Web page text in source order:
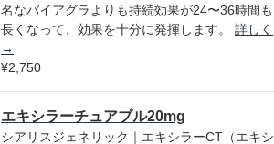
名なバイアグラよりも持続効果が24〜36時間も
長くなって、効果を十分に発揮します。 詳しく
→
¥2,750
エキシラーチュアブル20mg
シアリスジェネリック｜エキシラーCT（エキシ